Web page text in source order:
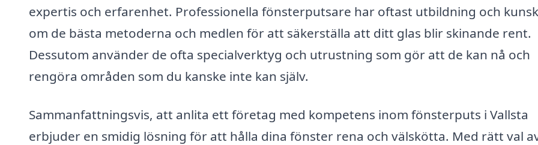
expertis och erfarenhet. Professionella fönsterputsare har oftast utbildning och
om de bästa metoderna och medlen för att säkerställa att ditt glas blir skinande rent.
Dessutom använder de ofta specialverktyg och utrustning som gör att de kan nå och
rengöra områden som du kanske inte kan själv.
Sammanfattningsvis, att anlita ett företag med kompetens inom fönsterputs i Vallsta
erbjuder en smidig lösning för att hålla dina fönster rena och välskötta. Med rätt val